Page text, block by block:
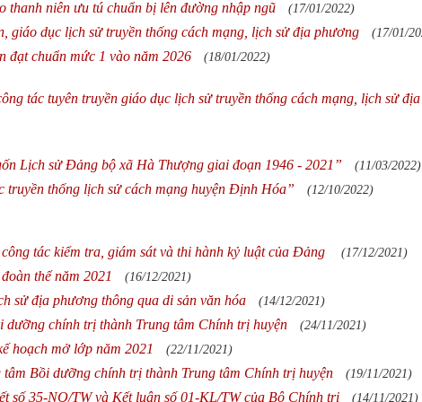
niên ưu tú chuẩn bị lên đường nhập ngũ (17/01/2022)
giáo dục lịch sử truyền thống cách mạng, lịch sử địa phương (17/01/
đạt chuẩn mức 1 vào năm 2026 (18/01/2022)
tác tuyên truyền giáo dục lịch sử truyền thống cách mạng, lịch sử địa
Lịch sử Đảng bộ xã Hà Thượng giai đoạn 1946 - 2021” (11/03/2022)
thống lịch sử cách mạng huyện Định Hóa” (12/10/2022)
tác kiểm tra, giám sát và thi hành kỷ luật của Đảng (17/12/2021)
thể năm 2021 (16/12/2021)
sử địa phương thông qua di sản văn hóa (14/12/2021)
chính trị thành Trung tâm Chính trị huyện (24/11/2021)
hoạch mở lớp năm 2021 (22/11/2021)
Bồi dưỡng chính trị thành Trung tâm Chính trị huyện (19/11/2021)
số 35-NQ/TW và Kết luận số 01-KL/TW của Bộ Chính trị (14/11/2021)